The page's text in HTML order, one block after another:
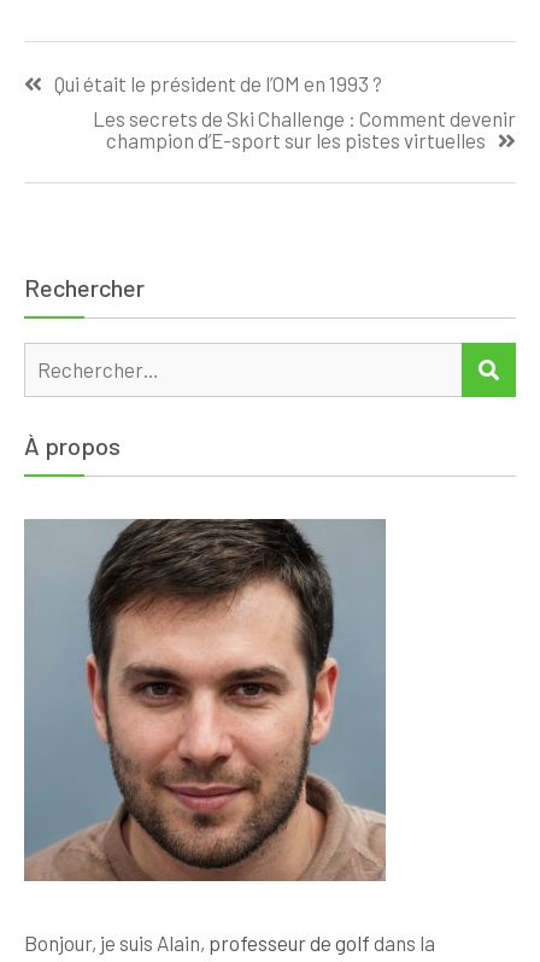
pour des
maximaux
Qui était le président de l’OM en 1993 ?
Les secrets de Ski Challenge : Comment devenir
champion d’E-sport sur les pistes virtuelles
Rechercher
Rechercher :
À propos
Bonjour, je suis Alain, professeur de golf dans la